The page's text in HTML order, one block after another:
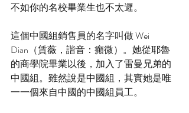
不如你的名校畢業生也不太遲。
這個中國組銷售員的名字叫做 Wei
Dian（賃薇，諧音：癲微）。她從耶魯
的商學院畢業以後，加入了雷曼兄弟的
中國組。雖然說是中國組，其實她是唯
一一個來自中國的中國組員工。